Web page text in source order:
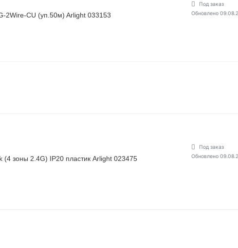
2Wire-CU (уп.50м) Arlight 033153
Под заказ
Обновлено
(4 зоны 2.4G) IP20 пластик Arlight 023475
Под заказ
Обновлено